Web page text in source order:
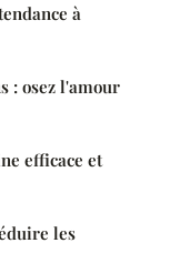
à
: osez l'amour
efficace et
les